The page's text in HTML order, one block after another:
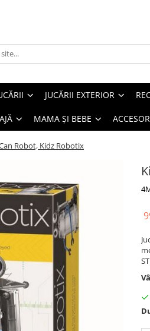
JUCĂRII EXTERIOR
MAMA ȘI BEBE
Robot, Kidz Robotix